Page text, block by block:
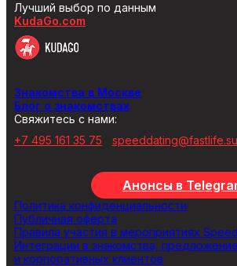
Лучший выбор по данным
KudaGo.com
Знакомства в Москве
Блог о знакомствах
Свяжитесь с нами:
+7 495 161 35 75
speeddating@fastlife.su
Анонсы в
Политика конфиденциальности
Публичная оферта
Правила участия в мероприятиях
Интеграции в знакомства,
и корпоративных клиентов